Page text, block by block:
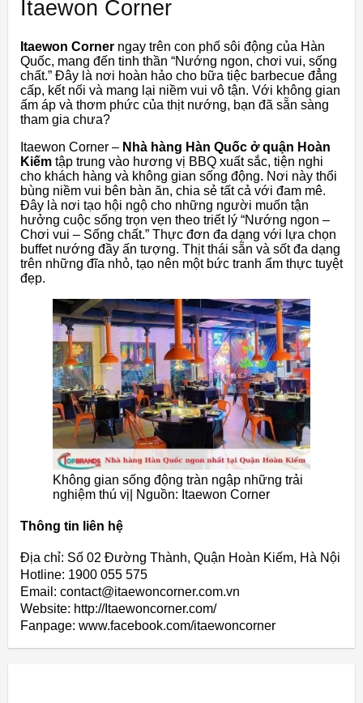
Itaewon Corner
Itaewon Corner ngay trên con phố sôi động của Hàn
Quốc, mang đến tinh thần “Nướng ngon, chơi vui, sống
chất.” Đây là nơi hoàn hảo cho bữa tiệc barbecue đẳng
cấp, kết nối và mang lại niềm vui vô tận. Với không gian
ấm áp và thơm phức của thịt nướng, bạn đã sẵn sàng
tham gia chưa?
Itaewon Corner – Nhà hàng Hàn Quốc ở quận Hoàn
Kiếm tập trung vào hương vị BBQ xuất sắc, tiện nghi
cho khách hàng và không gian sống động. Nơi này thổi
bùng niềm vui bên bàn ăn, chia sẻ tất cả với đam mê.
Đây là nơi tạo hội ngộ cho những người muốn tận
hưởng cuộc sống trọn vẹn theo triết lý “Nướng ngon –
Chơi vui – Sống chất.” Thực đơn đa dạng với lựa chọn
buffet nướng đầy ấn tượng. Thịt thái sẵn và sốt đa dạng
trên những đĩa nhỏ, tạo nên một bức tranh ẩm thực tuyệt
đẹp.
Không gian sống động tràn ngập những trải
nghiệm thú vị| Nguồn: Itaewon Corner
Thông tin liên hệ
Địa chỉ: Số 02 Đường Thành, Quận Hoàn Kiếm, Hà Nội
Hotline: 1900 055 575
Email: contact@itaewoncorner.com.vn
Website: http://Itaewoncorner.com/
Fanpage: www.facebook.com/itaewoncorner